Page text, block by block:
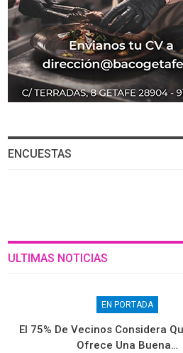
ENCUESTAS
ULTIMAS NOTICIAS
EN PORTADA
El 75% De Vecinos Considera
Ofrece Una Buena…